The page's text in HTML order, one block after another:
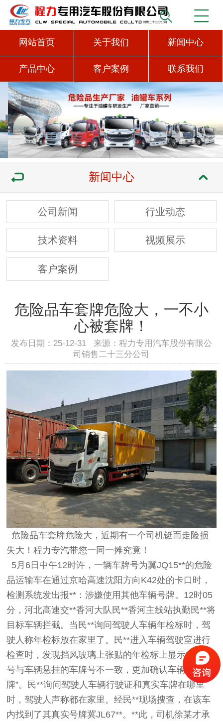
网站首页 关于我们 新闻中心
产品中心 客户案例 联系我们
新闻中心
公司新闻 行业动态
技术资料 视频展示
客户案例
危险品车套牌危险大，一不小
心被套牌！
发布日期：25-12-31 来源：程力专用汽车股份有限公
司销售二十三分公司
危险品车套牌危险大，近期有一个司机铤而走险损
失大！程力专汽带您一同一摊究竟！
5月6日中午12时许，一辆车牌号为冀JQ15**的危险
品运输车在通过京哈高速沈阳方向K42处的卡口时，
检测系统发出报**：涉嫌使用其他车辆号牌。12时05
分，河北高速交**香河大队民**香河主线站执勤民**将
目标车辆拦截。当民**询问驾驶人车辆年检标时，驾
驶人称年检标放在家里了。民**进入车辆驾驶室进行
检查时，发现挡风玻璃上张贴的年检标上显示的车牌
号与车辆悬挂的车牌号不一致，更加确认车辆涉嫌“套
牌”。民**询问驾驶人车辆行驶证和真实车牌在哪里
时，驾驶人声称都在家里。经民**现场搜查，在该车
内找到了其真实号牌冀JL67**。**此，司机徐某才承